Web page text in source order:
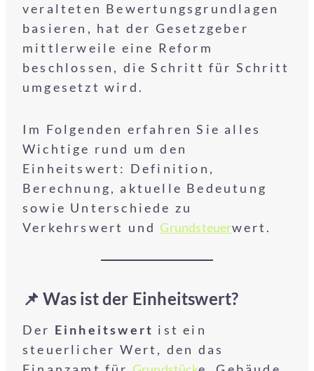
veralteten Bewertungsgrundlagen
basieren, hat der Gesetzgeber
mittlerweile eine Reform
beschlossen, die Schritt für Schritt
umgesetzt wird.
Im Folgenden erfahren Sie alles
Wichtige rund um den
Einheitswert: Definition,
Berechnung, aktuelle Bedeutung
sowie Unterschiede zu
Verkehrswert und Grundsteuerwert.
📌 Was ist der Einheitswert?
Der Einheitswert ist ein
steuerlicher Wert, den das